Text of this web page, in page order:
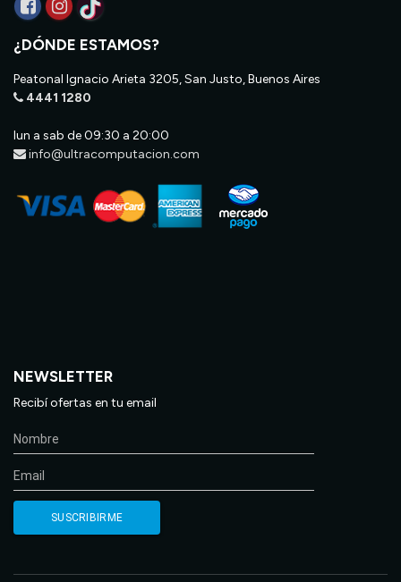
¿DÓNDE ESTAMOS?
Peatonal Ignacio Arieta 3205, San Justo, Buenos Aires
4441 1280
lun a sab de 09:30 a 20:00
info@ultracomputacion.com
NEWSLETTER
Recibí ofertas en tu email